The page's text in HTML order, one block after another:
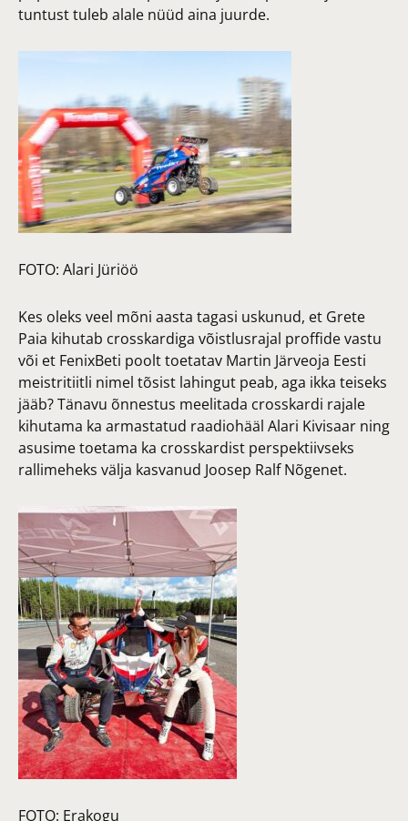
tuntust tuleb alale nüüd aina juurde.
FOTO: Alari Jüriöö
Kes oleks veel mõni aasta tagasi uskunud, et Grete
Paia kihutab crosskardiga võistlusrajal proffide vastu
või et FenixBeti poolt toetatav Martin Järveoja Eesti
meistritiitli nimel tõsist lahingut peab, aga ikka teiseks
jääb? Tänavu õnnestus meelitada crosskardi rajale
kihutama ka armastatud raadiohääl Alari Kivisaar ning
asusime toetama ka crosskardist perspektiivseks
rallimeheks välja kasvanud Joosep Ralf Nõgenet.
FOTO: Erakogu